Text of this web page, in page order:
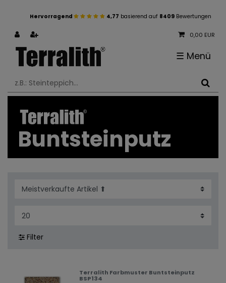
Hervorragend 4,77 basierend auf 8409 Bewertungen
0,00 EUR
☰ Menü
Buntsteinputz
Filter
Terralith Farbmuster Buntsteinputz
BSP134